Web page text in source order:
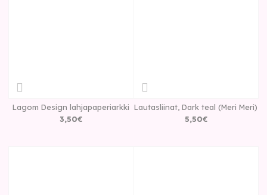
Lagom Design lahjapaperiarkki
3,50€
Lautasliinat, Dark teal (Meri Meri)
5,50€